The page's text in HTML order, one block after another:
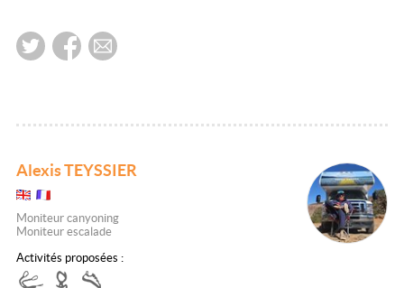
Alexis TEYSSIER
Moniteur canyoning
Moniteur escalade
Activités proposées :